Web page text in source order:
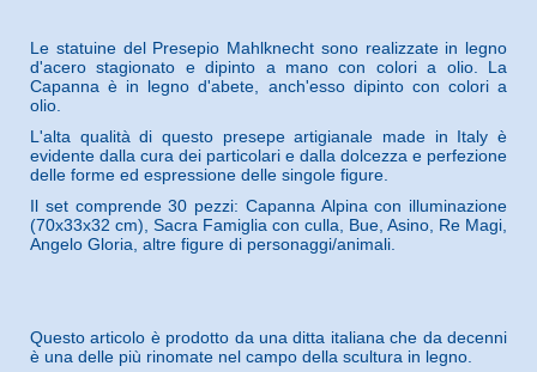
Le statuine del Presepio Mahlknecht sono realizzate in legno
d'acero stagionato e dipinto a mano con colori a olio. La
Capanna è in legno d'abete, anch'esso dipinto con colori a
olio.
L'alta qualità di questo presepe artigianale made in Italy è
evidente dalla cura dei particolari e dalla dolcezza e perfezione
delle forme ed espressione delle singole figure.
Il set comprende 30 pezzi: Capanna Alpina con illuminazione
(70x33x32 cm), Sacra Famiglia con culla, Bue, Asino, Re Magi,
Angelo Gloria, altre figure di personaggi/animali.
Questo articolo è prodotto da una ditta italiana che da decenni
è una delle più rinomate nel campo della scultura in legno.